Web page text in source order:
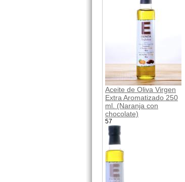
Aceite de Oliva Virgen
Extra Aromatizado 250
ml. (Naranja con
chocolate)
57